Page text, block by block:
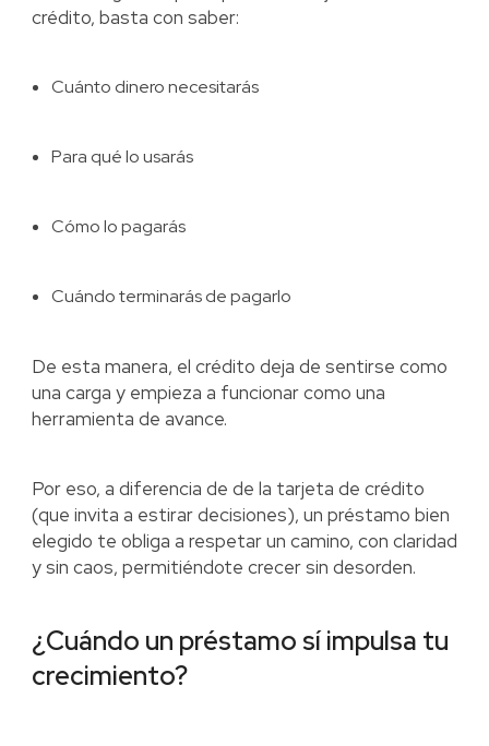
crédito, basta con saber:
Cuánto dinero necesitarás
Para qué lo usarás
Cómo lo pagarás
Cuándo terminarás de pagarlo
De esta manera, el crédito deja de sentirse como
una carga y empieza a funcionar como una
herramienta de avance.
Por eso, a diferencia de de la tarjeta de crédito
(que invita a estirar decisiones), un préstamo bien
elegido te obliga a respetar un camino, con claridad
y sin caos, permitiéndote crecer sin desorden.
¿Cuándo un préstamo sí impulsa tu
crecimiento?